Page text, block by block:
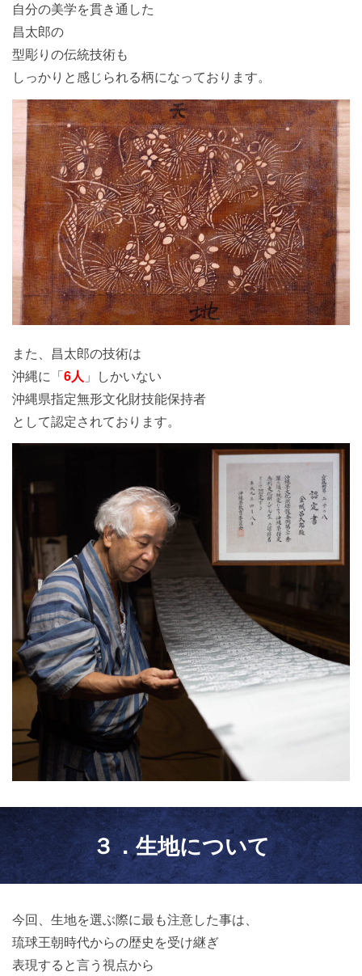
自分の美学を貫き通した
昌太郎の
型彫りの伝統技術も
しっかりと感じられる柄になっております。
また、昌太郎の技術は
沖縄に「6人 」しかいない
沖縄県指定無形文化財技能保持者
として認定されております。
３．生地について
今回、生地を選ぶ際に最も注意した事は、
琉球王朝時代からの歴史を受け継ぎ
表現すると言う視点から